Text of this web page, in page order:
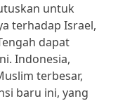
untuk
terhadap Israel,
dapat
Indonesia,
terbesar,
baru ini, yang